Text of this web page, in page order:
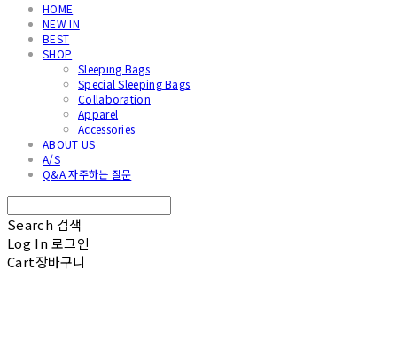
HOME
NEW IN
BEST
SHOP
Sleeping Bags
Special Sleeping Bags
Collaboration
Apparel
Accessories
ABOUT US
A/S
Q&A 자주하는 질문
Search 검색
Log In 로그인
Cart장바구니